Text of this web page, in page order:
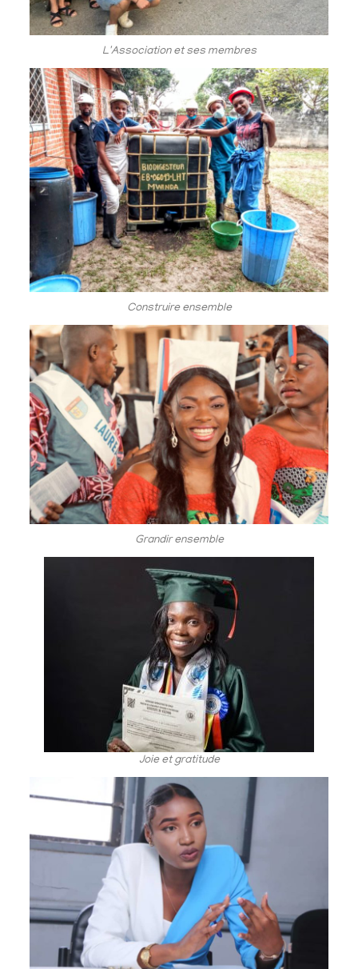
L'Association et ses membres
Construire ensemble
Grandir ensemble
Joie et gratitude